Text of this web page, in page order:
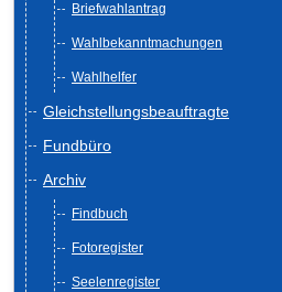
Briefwahlantrag
Wahlbekanntmachungen
Wahlhelfer
Gleichstellungsbeauftragte
Fundbüro
Archiv
Findbuch
Fotoregister
Seelenregister